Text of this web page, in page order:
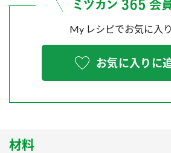
炊き込みご飯の素
お酢を知ろう！
ぽん酢サワー
ZENB initiative
MIM（ミツカンミュージア
お客様の声をいかしました
販売終了製品のご案内
よくあるご質問
地図から取り扱い店舗を探す
My レシピでお気に入
お気に入りに
材料